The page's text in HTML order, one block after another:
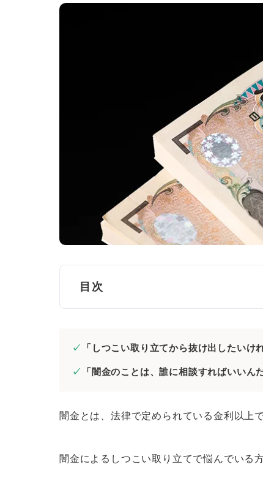
目次
無料相談を実施している弁護
「しつこい取り立てから抜け出したいけ
「闇金のことは、誰に相談すればいいん
闇金とは、法律で定められている金利以上
闇金によるしつこい取り立てで悩んでいる